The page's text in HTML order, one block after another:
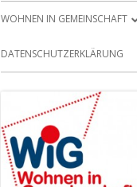
Primäres
Menü
WOHNEN IN GEMEINSCHAFT
MITGLIED WERDEN
VEREINSLEBEN
DATENSCHUTZERKLÄRUNG